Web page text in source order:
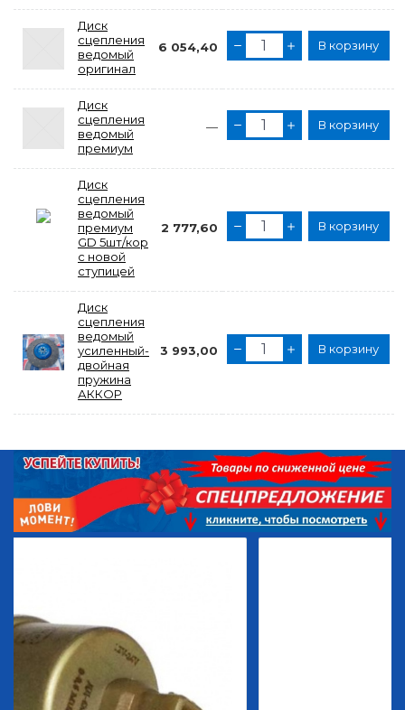
Диск
сцепления
ведомый
оригинал
6 054,40 В корзину
Диск
сцепления
ведомый
премиум
— В корзину
Диск
сцепления
ведомый
премиум
GD 5шт/кор
с новой
ступицей
2 777,60 В корзину
Диск
сцепления
ведомый
усиленный-
двойная
пружина
АККОР
3 993,00 В корзину